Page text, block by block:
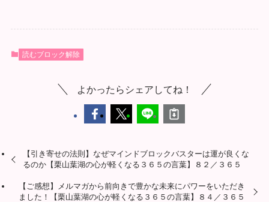
読むブロック解除
よかったらシェアしてね！
【引き寄せの法則】なぜマインドブロックバスターは運が良くな
るのか【栗山葉湖の心が軽くなる３６５の言葉】８２／３６５
【ご感想】メルマガから前向きで豊かな未来にパワーをいただき
ました！【栗山葉湖の心が軽くなる３６５の言葉】８４／３６５